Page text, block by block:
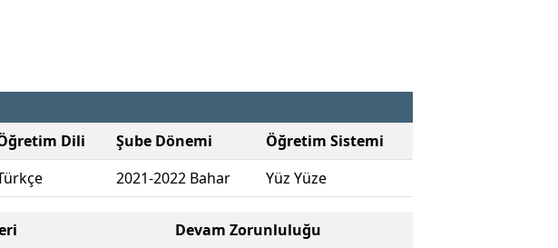
Dili Şube Dönemi
Öğretim Sistemi
2021-2022 Bahar Yüz Yüze
Devam Zorunluluğu